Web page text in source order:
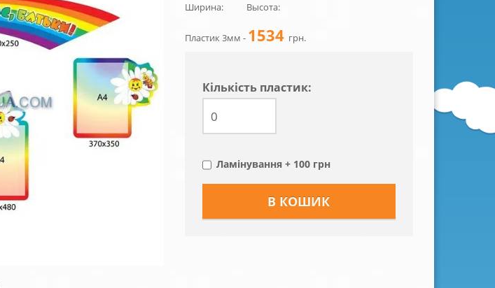
Ширина:
Высота:
Пластик 3мм - 1534 грн.
Кiлькiсть пластик:
Ламінування + 100 грн